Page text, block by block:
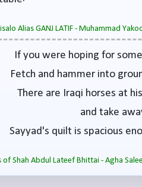
Alias GANJ LATIF - Muhammad
If you were hoping for
Fetch and hammer into
There are Iraqi horses at
and take
Sayyad's quilt is spacious
Shah Abdul Lateef Bhittai - Agha